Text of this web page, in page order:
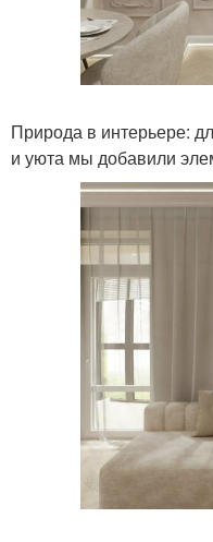
Природа в интерьере:
и уюта мы добавили